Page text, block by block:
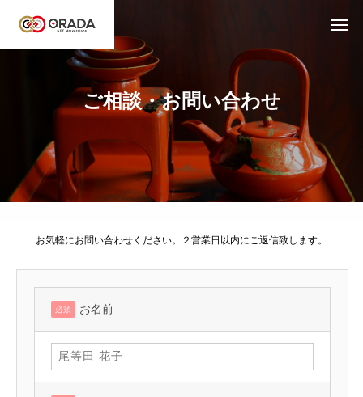
ご相談・お問い合わせ
お気軽にお問い合わせください。２営業日以内にご返信致します。
必須 お名前